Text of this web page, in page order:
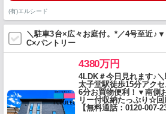
(有)エルシード
＼駐車3台×広々お庭付。*／4号至近
C×パントリー
4380万円
4LDK＃今日見れます♪
太子堂駅徒歩15分アク
6分お買物便利！▼南側
リー付収納たっぷり☆
【無料通話：0120-007-